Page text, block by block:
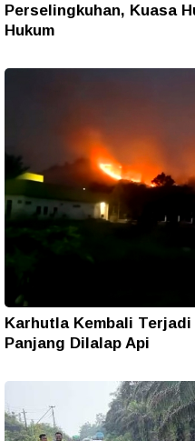
Perselingkuhan, Kuasa
Hukum
Karhutla Kembali
Panjang Dilalap Api